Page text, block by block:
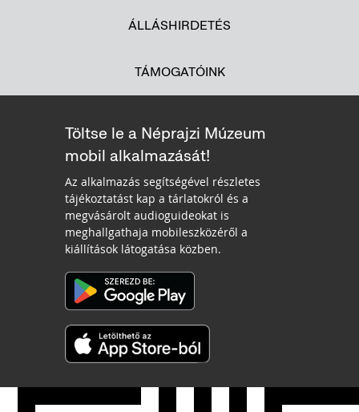
ÁLLÁSHIRDETÉS
TÁMOGATÓINK
Töltse le a Néprajzi Múzeum
mobil alkalmazását!
Az alkalmazás segítségével részletes
tájékoztatást kap a tárlatokról és a
megvásárolt audioguideokat is
meghallgathaja mobileszközéről a
kiállítások látogatása közben.